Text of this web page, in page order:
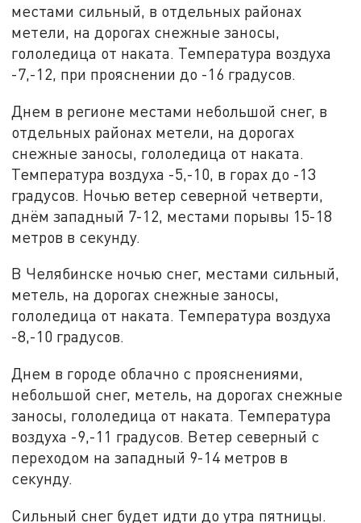
местами сильный, в отдельных районах
метели, на дорогах снежные заносы,
гололедица от наката. Температура воздуха
-7,-12, при прояснении до -16 градусов.
Днем в регионе местами небольшой снег, в
отдельных районах метели, на дорогах
снежные заносы, гололедица от наката.
Температура воздуха -5,-10, в горах до -13
градусов. Ночью ветер северной четверти,
днём западный 7-12, местами порывы 15-18
метров в секунду.
В Челябинске ночью снег, местами сильный,
метель, на дорогах снежные заносы,
гололедица от наката. Температура воздуха
-8,-10 градусов.
Днем в городе облачно с прояснениями,
небольшой снег, метель, на дорогах снежные
заносы, гололедица от наката. Температура
воздуха -9,-11 градусов. Ветер северный с
переходом на западный 9-14 метров в
секунду.
Сильный снег будет идти до утра пятницы.